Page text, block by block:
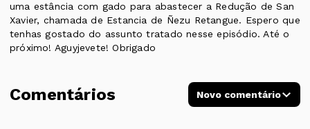
uma estância com gado para abastecer a Redução de San
Xavier, chamada de Estancia de Ñezu Retangue. Espero que
tenhas gostado do assunto tratado nesse episódio. Até o
próximo! Aguyjevete! Obrigado
Comentários Novo comentário